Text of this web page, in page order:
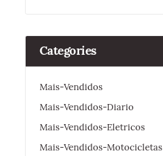
Categories
Mais-Vendidos
Mais-Vendidos-Diario
Mais-Vendidos-Eletricos
Mais-Vendidos-Motocicletas